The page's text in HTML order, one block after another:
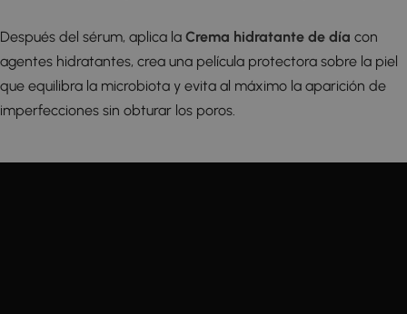
Después del sérum, aplica la Crema hidratante de día con
agentes hidratantes, crea una película protectora sobre la piel
que equilibra la microbiota y evita al máximo la aparición de
imperfecciones sin obturar los poros.